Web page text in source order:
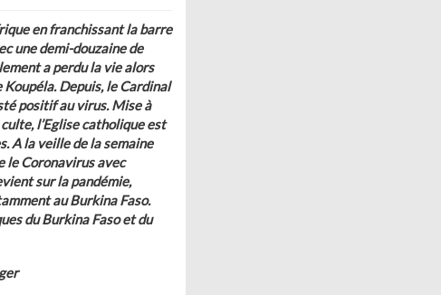
en franchissant la barre
une demi-douzaine de
a perdu la vie alors
Depuis, le Cardinal
positif au virus. Mise à
l’Eglise catholique est
A la veille de la semaine
le Coronavirus avec
sur la pandémie,
au Burkina Faso.
du Burkina Faso et du